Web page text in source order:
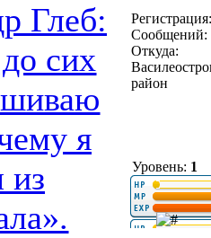
Глеб:
сих
я
из
Сообщений:
Откуда:
район
Уровень: 1